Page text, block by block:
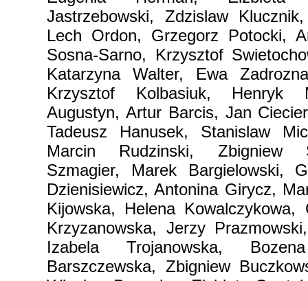
Jastrzebowski, Zdzislaw
Lech Ordon, Grzegorz Potocki,
Sosna-Sarno, Krzysztof
Katarzyna Walter, Ewa
Krzysztof Kolbasiuk, Henryk
Augustyn, Artur Barcis, Jan
Tadeusz Hanusek, Stanislaw
Marcin Rudzinski, Zbigniew
Szmagier, Marek Bargielowski,
Dzienisiewicz, Antonina Girycz,
Kijowska, Helena
Krzyzanowska, Jerzy
Izabela Trojanowska,
Barszczewska, Zbigniew